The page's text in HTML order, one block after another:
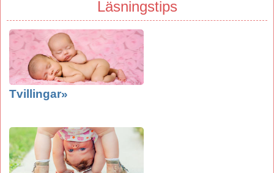
Läsningstips
Tvillingar»